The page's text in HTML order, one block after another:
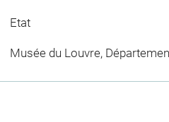
Etat
Musée du Louvre,